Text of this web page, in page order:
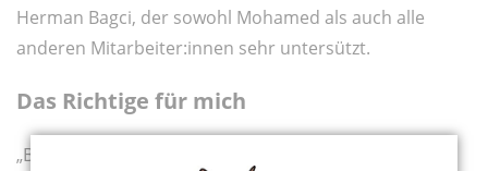
Herman Bagci, der sowohl Mohamed als auch alle
anderen Mitarbeiter:innen sehr untersützt.
Das Richtige für mich
„Besonders viel habe ich im Umgang mit Menschen